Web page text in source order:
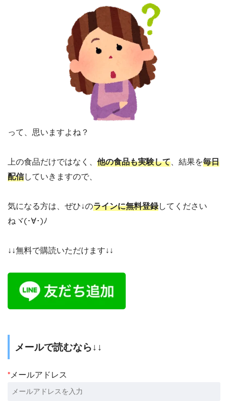
って、思いますよね？
上の食品だけではなく、 他の食品も実験して、結果を毎日
配信していきますので、
気になる方は、ぜひ↓のラインに無料登録してください
ねヾ(･∀･)ﾉ
↓↓無料で購読いただけます↓↓
メールで読むなら↓↓
*メールアドレス